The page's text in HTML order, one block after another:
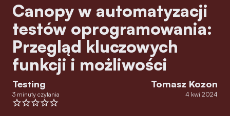
Canopy w automatyzacji
testów oprogramowania:
Przegląd kluczowych
funkcji i możliwości
Testing
3 minuty czytania
Tomasz Kozon
4 kwi 2024